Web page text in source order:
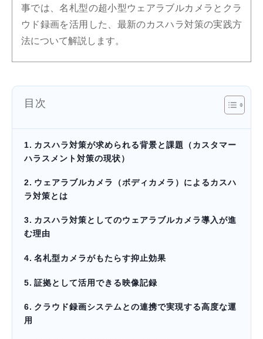
事では、名札型の超小型ウェアラブルカメラとクラ
ウド録画を活用した、最新のカスハラ対策の実践方
法について解説します。
目次
カスハラ対策が求められる背景と課題（カスタマー
ハラスメント対策の現状）
ウェアラブルカメラ（ボディカメラ）によるカスハ
ラ対策とは
カスハラ対策としてのウェアラブルカメラ導入が進
む理由
名札型カメラがもたらす抑止効果
証拠として活用できる映像記録
クラウド録画システムとの連携で実現する高度な運
用